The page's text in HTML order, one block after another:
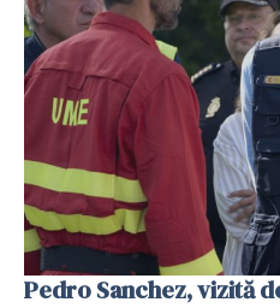
Pedro Sanchez, vizită